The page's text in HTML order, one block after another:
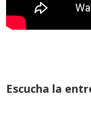
Escucha la